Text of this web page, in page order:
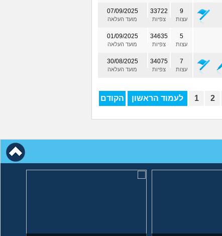
07/09/2025
מועד העלאה
33722
צפיות
9
עצות
01/09/2025
מועד העלאה
34635
צפיות
5
עצות
30/08/2025
מועד העלאה
34075
צפיות
7
עצות
הקודם לעמוד הראשון 1 2